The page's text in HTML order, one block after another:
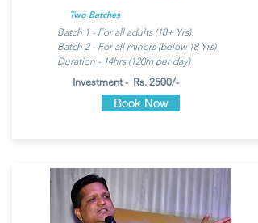
Two Batches
Batch 1 - For all adults (18+ Yrs)
Batch 2 - For all minors (below 18 Yrs)
Duration - 14hrs (120m per day)
Investment - Rs. 2500/-
Book Now